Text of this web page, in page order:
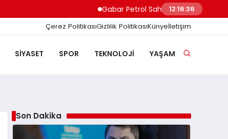
Gabar Petrol Sahasında Günlük Üretim
12:16:37
Çerez PolitikasıGizlilik PolitikasıKünyeİletişim
SIYASET SPOR TEKNOLOJI YAŞAM
Son Dakika